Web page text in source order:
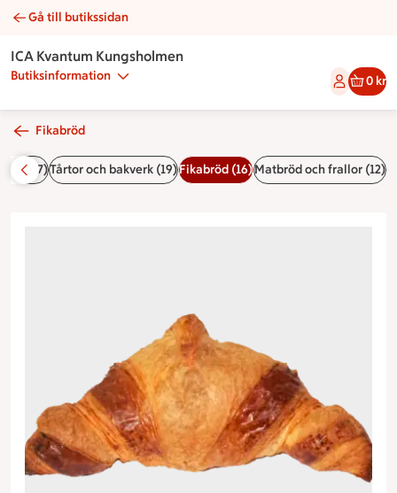
Croissant | Catering ICA Kvantum Kungsholmen
Gå till butikssidan
ICA Kvantum Kungsholmen
Butiksinformation 0 kr
Fikabröd
(7)Tårtor och bakverk (19)Fikabröd (16)Matbröd och frallor (12)